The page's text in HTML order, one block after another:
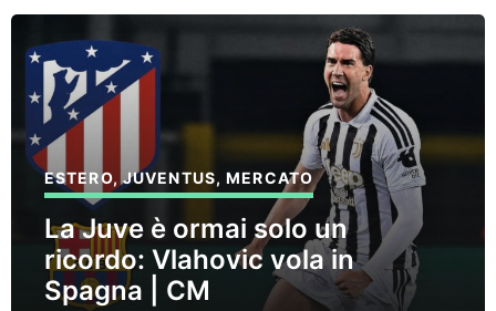
ESTERO, JUVENTUS,MERCATO
La Juve è ormai solo un
ricordo: Vlahovic vola in
Spagna | CM